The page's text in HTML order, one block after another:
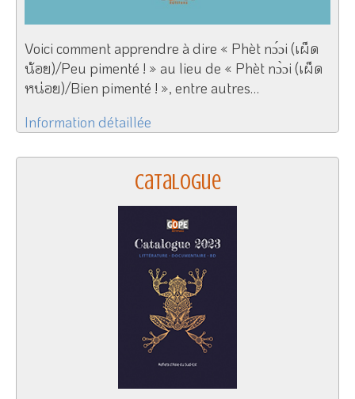
Voici comment apprendre à dire « Phèt nɔ́ɔi (เผ็ด
น้อย)/Peu pimenté ! » au lieu de « Phèt nɔ̀ɔi (เผ็ด
หน่อย)/Bien pimenté ! », entre autres…
Information détaillée
Catalogue